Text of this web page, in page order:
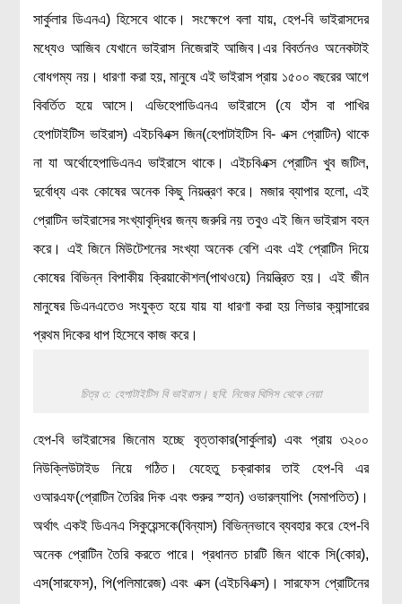
টাইমলাইন
প্রশ্নমালা
অন্যান্য
লেখকদের আঙিনা
প্রবেশ
নিবন্ধন
আপনার প্রোফাইল
বিজ্ঞানযাত্রায় লেখা জমা দেয়ার নির্দেশনাসমূহ
তথ্য ও যোগাযোগ
বিজ্ঞানযাত্রা ম্যাগাজিন
বিজ্ঞানযাত্রা সংবাদ/বিজ্ঞপ্তি
যোগাযোগ
বৈজ্ঞানিক কল্পকাহিনী
লজিক এবং ফ্যালাসি
রিভিউ (বই/মুভি/সিরিজ)
আবিষ্কারের গল্প
বিজ্ঞান নিয়ে কার্টুন
বাংলাদেশের কথা
সার্কুলার ডিএনএ) হিসেবে থাকে। সংক্ষেপে বলা যায়, হেপ-বি ভাইরাসদের
মধ্যেও আজিব যেখানে ভাইরাস নিজেরাই আজিব।এর বিবর্তনও অনেকটাই
বোধগম্য নয়। ধারণা করা হয়, মানুষে এই ভাইরাস প্রায় ১৫০০ বছরের আগে
বিবর্তিত হয়ে আসে। এভিহেপাডিএনএ ভাইরাসে (যে হাঁস বা পাখির
হেপাটাইটিস ভাইরাস) এইচবিএক্স জিন(হেপাটাইটিস বি- এক্স প্রোটিন) থাকে
না যা অর্থোহেপাডিএনএ ভাইরাসে থাকে। এইচবিএক্স প্রোটিন খুব জটিল,
দুর্বোধ্য এবং কোষের অনেক কিছু নিয়ন্ত্রণ করে। মজার ব্যাপার হলো, এই
প্রোটিন ভাইরাসের সংখ্যাবৃদ্ধির জন্য জরুরি নয় তবুও এই জিন ভাইরাস বহন
করে। এই জিনে মিউটেশনের সংখ্যা অনেক বেশি এবং এই প্রোটিন দিয়ে
কোষের বিভিন্ন বিপাকীয় ক্রিয়াকৌশল(পাথওয়ে) নিয়ন্ত্রিত হয়। এই জীন
মানুষের ডিএনএতেও সংযুক্ত হয়ে যায় যা ধারণা করা হয় লিভার ক্যান্সারের
প্রথম দিকের ধাপ হিসেবে কাজ করে।
চিত্র ৩: হেপাটাইটিস বি ভাইরাস। ছবি: নিজের থিসিস থেকে নেয়া
হেপ-বি ভাইরাসের জিনোম হচ্ছে বৃত্তাকার(সার্কুলার) এবং প্রায় ৩২০০
নিউক্লিউটাইড নিয়ে গঠিত। যেহেতু চক্রাকার তাই হেপ-বি এর
ওআরএফ(প্রোটিন তৈরির দিক এবং শুরুর স্হান) ওভারল্যাপিং (সমাপতিত)।
অর্থাৎ একই ডিএনএ সিকুয়েন্সকে(বিন্যাস) বিভিন্নভাবে ব্যবহার করে হেপ-বি
অনেক প্রোটিন তৈরি করতে পারে। প্রধানত চারটি জিন থাকে সি(কোর),
এস(সারফেস), পি(পলিমারেজ) এবং এক্স (এইচবিএক্স)। সারফেস প্রোটিনের